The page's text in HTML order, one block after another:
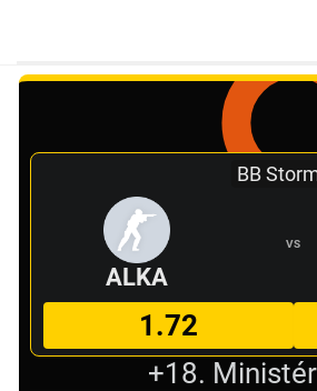
BB
ALKA
VS
1.72
+18.